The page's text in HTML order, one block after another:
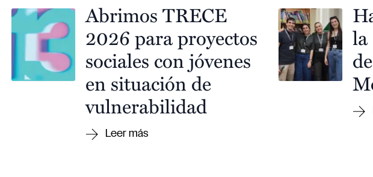
Abrimos TRECE
2026 para proyectos
sociales con jóvenes
en situación de
vulnerabilidad
la